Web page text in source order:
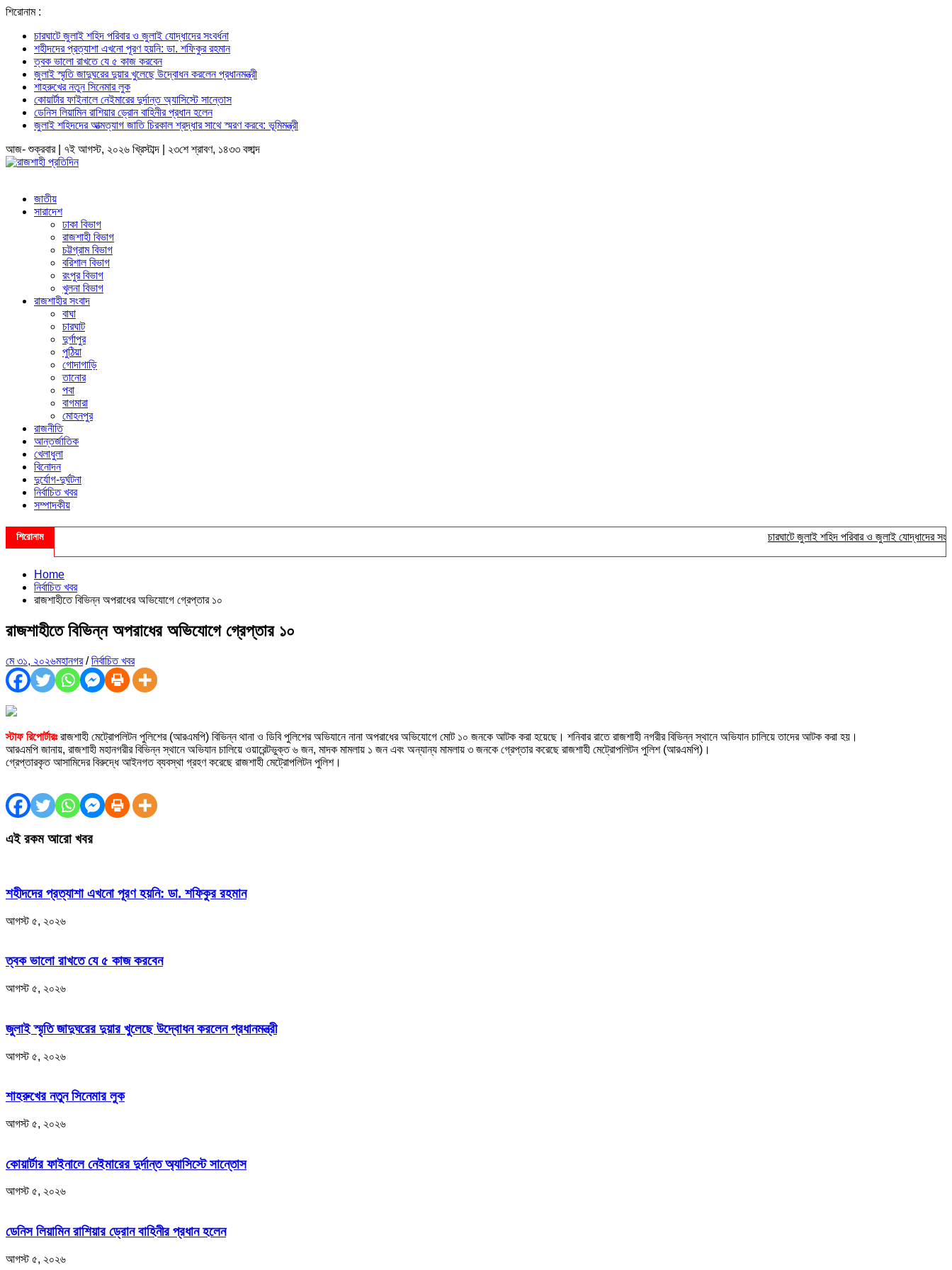
শিরোনাম :
চারঘাটে জুলাই শহিদ পরিবার ও জুলাই যোদ্ধাদের সংবর্ধনা
শহীদদের প্রত্যাশা এখনো পূরণ হয়নি: ডা. শফিকুর রহমান
ত্বক ভালো রাখতে যে ৫ কাজ করবেন
জুলাই স্মৃতি জাদুঘরের দুয়ার খুলেছে উদ্বোধন করলেন প্রধানমন্ত্রী
শাহরুখের নতুন সিনেমার লুক
কোয়ার্টার ফাইনালে নেইমারের দুর্দান্ত অ্যাসিস্টে সান্তোস
ডেনিস লিয়ামিন রাশিয়ার ড্রোন বাহিনীর প্রধান হলেন
জুলাই শহিদদের আত্মত্যাগ জাতি চিরকাল শ্রদ্ধার সাথে স্মরণ করবে: ভূমিমন্ত্রী
আজ- শুক্রবার | ৭ই আগস্ট, ২০২৬ খ্রিস্টাব্দ | ২৩শে শ্রাবণ, ১৪৩৩ বঙ্গাব্দ
জাতীয়
সারাদেশ
ঢাকা বিভাগ
রাজশাহী বিভাগ
চট্টগ্রাম বিভাগ
বরিশাল বিভাগ
রংপুর বিভাগ
খুলনা বিভাগ
রাজশাহীর সংবাদ
বাঘা
চারঘাট
দুর্গাপুর
পুঠিয়া
গোদাগাড়ি
তানোর
পবা
বাগমারা
মোহনপুর
রাজনীতি
আন্তর্জাতিক
খেলাধুলা
বিনোদন
দুর্যোগ-দুর্ঘটনা
নির্বাচিত খবর
সম্পাদকীয়
শিরোনাম চারঘাটে জুলাই শহিদ পরিবার ও জুলাই যোদ্ধাদের সংবর্ধনা
Home
নির্বাচিত খবর
রাজশাহীতে বিভিন্ন অপরাধের অভিযোগে গ্রেপ্তার ১০
রাজশাহীতে বিভিন্ন অপরাধের অভিযোগে গ্রেপ্তার ১০
মে ৩১, ২০২৬মহানগর/নির্বাচিত খবর
স্টাফ রিপোর্টারঃরাজশাহী মেট্রোপলিটন পুলিশের (আরএমপি) বিভিন্ন থানা ও ডিবি পুলিশের অভিযানে নানা অপরাধের অভিযোগে মোট ১০ জনকে আটক করা হয়েছে। শনিবার রাতে রাজশাহী নগরীর বিভিন্ন স্থানে অভিযান চালিয়ে তাদের আটক করা হয়।
আরএমপি জানায়, রাজশাহী মহানগরীর বিভিন্ন স্থানে অভিযান চালিয়ে ওয়ারেন্টভুক্ত ৬ জন, মাদক মামলায় ১ জন এবং অন্যান্য মামলায় ৩ জনকে গ্রেপ্তার করেছে রাজশাহী মেট্রোপলিটন পুলিশ (আরএমপি)।
গ্রেপ্তারকৃত আসামিদের বিরুদ্ধে আইনগত ব্যবস্থা গ্রহণ করেছে রাজশাহী মেট্রোপলিটন পুলিশ।
এই রকম আরো খবর
শহীদদের প্রত্যাশা এখনো পূরণ হয়নি: ডা. শফিকুর রহমান
আগস্ট ৫, ২০২৬
ত্বক ভালো রাখতে যে ৫ কাজ করবেন
আগস্ট ৫, ২০২৬
জুলাই স্মৃতি জাদুঘরের দুয়ার খুলেছে উদ্বোধন করলেন প্রধানমন্ত্রী
আগস্ট ৫, ২০২৬
শাহরুখের নতুন সিনেমার লুক
আগস্ট ৫, ২০২৬
কোয়ার্টার ফাইনালে নেইমারের দুর্দান্ত অ্যাসিস্টে সান্তোস
আগস্ট ৫, ২০২৬
ডেনিস লিয়ামিন রাশিয়ার ড্রোন বাহিনীর প্রধান হলেন
আগস্ট ৫, ২০২৬